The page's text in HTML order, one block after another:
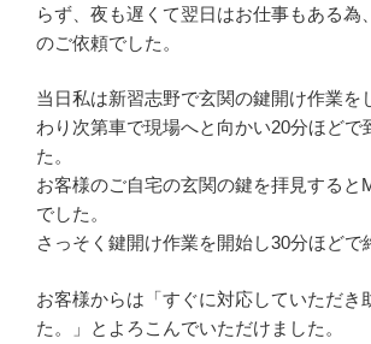
らず、夜も遅くて翌日はお仕事もある為
のご依頼でした。
当日私は新習志野で玄関の鍵開け作業を
わり次第車で現場へと向かい20分ほどで
た。
お客様のご自宅の玄関の鍵を拝見すると
でした。
さっそく鍵開け作業を開始し30分ほどで
お客様からは「すぐに対応していただき
た。」とよろこんでいただけました。